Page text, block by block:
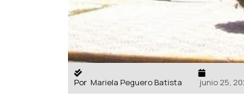
Por Mariela Peguero Batista junio 25,